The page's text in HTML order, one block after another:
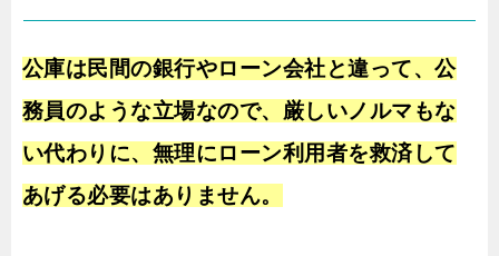
公庫は民間の銀行やローン会社と違って、公
務員のような立場なので、厳しいノルマもな
い代わりに、無理にローン利用者を救済して
あげる必要はありません。